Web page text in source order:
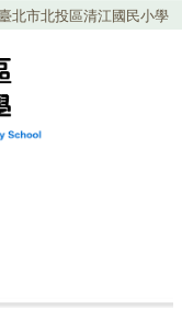
北市北投區清江國民小學